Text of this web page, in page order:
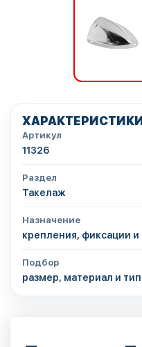
Артикул
11326
Раздел
Такелаж
Назначение
крепления, фиксации и
Подбор
размер, материал и